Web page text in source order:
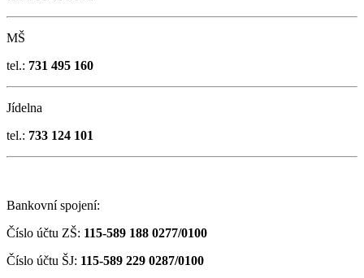
MŠ
tel.: 731 495 160
Jídelna
tel.: 733 124 101
Bankovní spojení:
Číslo účtu ZŠ: 115-589 188 0277/0100
Číslo účtu ŠJ: 115-589 229 0287/0100